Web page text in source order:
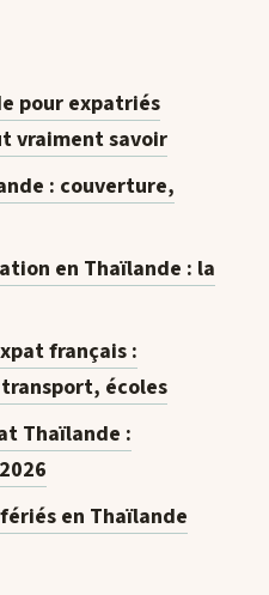
pour expatriés
vraiment savoir
: couverture,
en Thaïlande : la
français :
écoles
Thaïlande :
en Thaïlande